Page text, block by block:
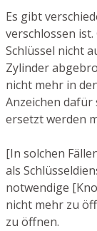
Es gibt
verschlossen
Schlüssel nicht
Zylinder
nicht mehr in
Anzeichen
ersetzt werden
[In solchen
als
notwendige
nicht mehr zu
zu öffnen.